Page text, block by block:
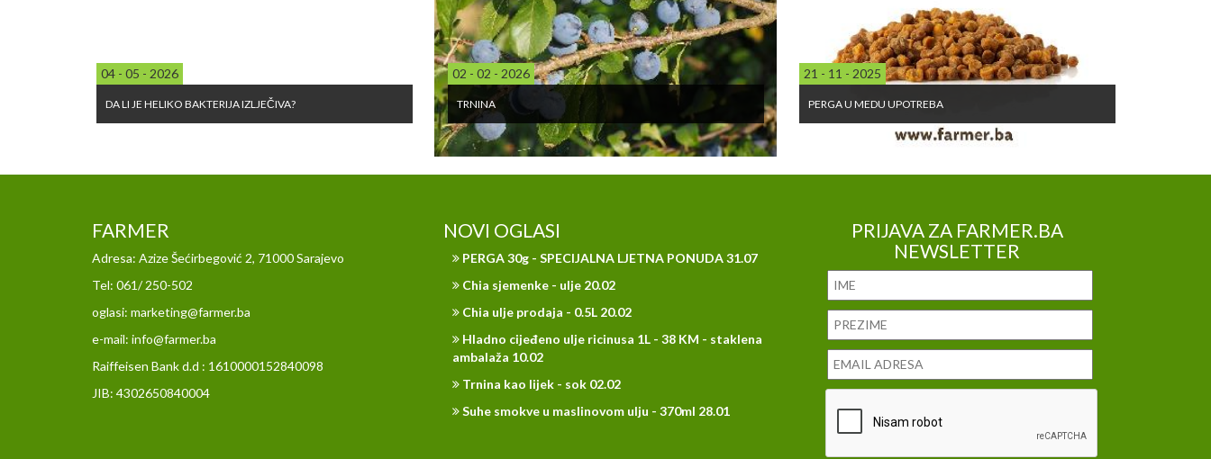
04 - 05 - 2026
DA LI JE HELIKO BAKTERIJA IZLJEČIVA?
02 - 02 - 2026
TRNINA
21 - 11 - 2025
PERGA U MEDU UPOTREBA
FARMER
Adresa: Azize Šećirbegović 2, 71000 Sarajevo
Tel: 061/ 250-502
oglasi: marketing@farmer.ba
e-mail: info@farmer.ba
Raiffeisen Bank d.d : 1610000152840098
JIB: 4302650840004
NOVI OGLASI
PERGA 30g - SPECIJALNA LJETNA PONUDA 31.07
Chia sjemenke - ulje 20.02
Chia ulje prodaja - 0.5L 20.02
Hladno cijeđeno ulje ricinusa 1L - 38 KM - staklena
ambalaža 10.02
Trnina kao lijek - sok 02.02
Suhe smokve u maslinovom ulju - 370ml 28.01
PRIJAVA ZA FARMER.BA
NEWSLETTER